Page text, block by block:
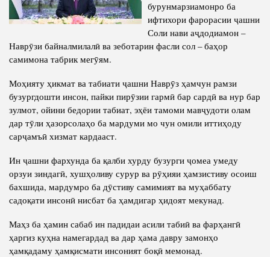
Салоҳият
Тарҷумаи ҳол
Китобҳо
Мақолаҳо
Хадамоти матбуот
ПРЕЗИДЕНТИ ҶУМҲУРИИ ТОҶИКИСТОН
Сохтори Институт
Роҳбарон ва кормандон
Таърихи роҳбарон
бурунмарзиамонро ба
ифтихори фарорасии ҷашни
Соли нави аҷдодиамон –
Наврӯзи байналмилалӣ ва зеботарин фасли сол – баҳор
самимона табрик мегӯям.
Моҳияту ҳикмат ва табиати ҷашни Наврӯз ҳамчун рамзи
бузургдошти инсон, пайки пирӯзии гармӣ бар сардӣ ва нур бар
зулмот, ойини бедории табиат, эҳёи тамоми мавҷудоти олам
дар тӯли ҳазорсолаҳо ба мардуми мо чун омили иттиҳоду
сарҷамъӣ хизмат кардааст.
Ин ҷашни фархунда ба қалби хурду бузурги ҷомеа умеду
орзуи зиндагӣ, хушҳоливу сурур ва рӯҳияи ҳамзистиву осоиш
бахшида, мардумро ба дӯстиву самимият ва муҳаббату
садоқати инсонӣ нисбат ба ҳамдигар ҳидоят мекунад.
Маҳз ба ҳамин сабаб ин падидаи асили табиӣ ва фарҳангӣ
ҳаргиз куҳна намегардад ва дар ҳама давру замонҳо
ҳамқадаму ҳамқисмати инсоният боқӣ мемонад.